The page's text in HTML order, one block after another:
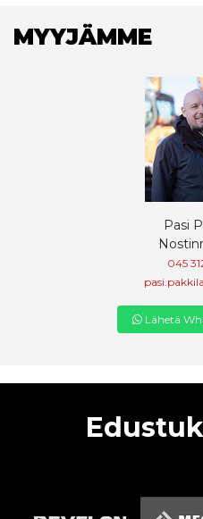
MYYJÄMME
Pasi
045
Lähetä